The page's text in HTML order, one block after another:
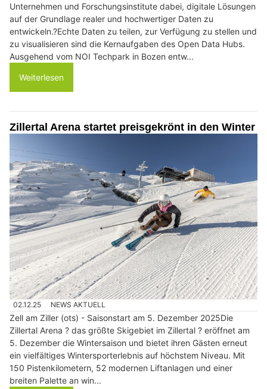
Unternehmen und Forschungsinstitute dabei, digitale Lösungen
auf der Grundlage realer und hochwertiger Daten zu
entwickeln.?Echte Daten zu teilen, zur Verfügung zu stellen und
zu visualisieren sind die Kernaufgaben des Open Data Hubs.
Ausgehend vom NOI Techpark in Bozen entw...
Weiterlesen
Zillertal Arena startet preisgekrönt in den Winter
02.12.25 NEWS AKTUELL
Zell am Ziller (ots) - Saisonstart am 5. Dezember 2025Die
Zillertal Arena ? das größte Skigebiet im Zillertal ? eröffnet am
5. Dezember die Wintersaison und bietet ihren Gästen erneut
ein vielfältiges Wintersporterlebnis auf höchstem Niveau. Mit
150 Pistenkilometern, 52 modernen Liftanlagen und einer
breiten Palette an win...